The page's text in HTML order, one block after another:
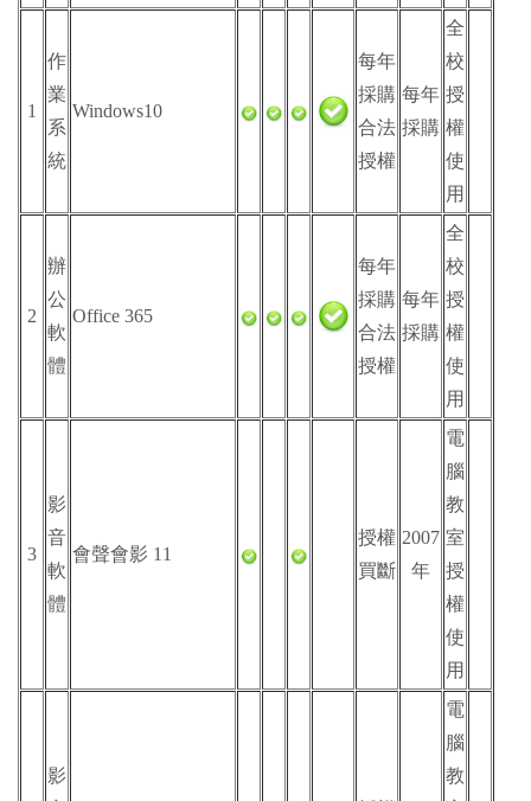
1
作
業
系
統
Windows10
每年
採購
合法
授權
每年
採購
全
校
授
權
使
用
2
辦
公
軟
體
Office 365
每年
採購
合法
授權
每年
採購
全
校
授
權
使
用
3
影
音
軟
體
會聲會影 11
授權
買斷
2007
年
電
腦
教
室
授
權
使
用
影
電
腦
教